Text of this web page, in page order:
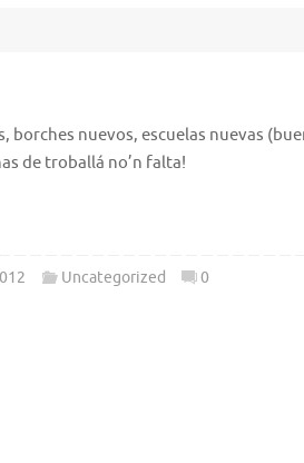
borches nuevos, escuelas nuevas
de troballá no’n falta!
Uncategorized 0